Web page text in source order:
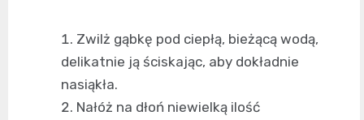
Zwilż gąbkę pod ciepłą, bieżącą wodą,
delikatnie ją ściskając, aby dokładnie
nasiąkła.
Nałóż na dłoń niewielką ilość